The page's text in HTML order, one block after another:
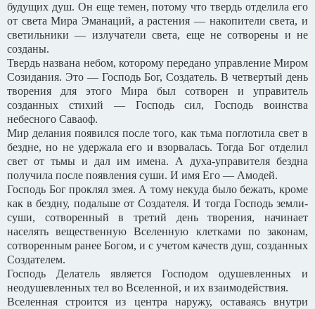
будущих душ. Он еще темен, потому что твердь отделила его
от света Мира Эманаций, а растения — накопители света, и
светильники — излучатели света, еще не сотворены и не
созданы.
Твердь названа небом, которому передано управление Миром
Созидания. Это — Господь Бог, Создатель. В четвертый день
творения для этого Мира был сотворен и управитель
созданных стихий — Господь сил, Господь воинства
небесного Саваоф.
Мир делания появился после того, как тьма поглотила свет в
бездне, но не удержала его и взорвалась. Тогда Бог отделил
свет от тьмы и дал им имена. А духа-управителя бездна
получила после появления суши. И имя Его — Амодей.
Господь Бог проклял змея. А тому некуда было бежать, кроме
как в бездну, подальше от Создателя. И тогда Господь земли-
суши, сотворенный в третий день творения, начинает
населять вещественную Вселенную клетками по законам,
сотворенным ранее Богом, и с учетом качеств душ, созданных
Создателем.
Господь Делатель является Господом одушевленных и
неодушевленных тел во Вселенной, и их взаимодействия.
Вселенная строится из центра наружу, оставаясь внутри